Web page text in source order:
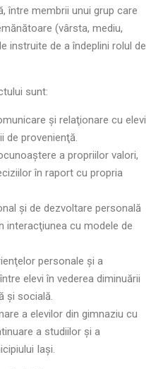
între membrii unui grup care
(vârsta, mediu,
instruite de a îndeplini rolul de
sunt:
şi relaţionare cu elevi
de provenienţă.
a propriilor valori,
în raport cu propria
şi de dezvoltare personală
interacţiunea cu modele de
personale şi a
elevi în vederea diminuării
şi socială.
a elevilor din gimnaziu cu
a studiilor şi a
Iaşi.